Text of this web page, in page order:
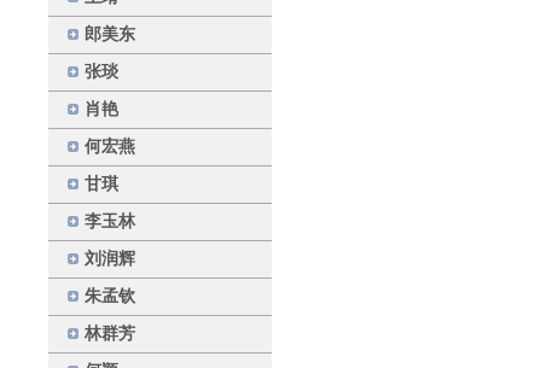
郎美东
张琰
肖艳
何宏燕
甘琪
李玉林
刘润辉
朱孟钦
林群芳